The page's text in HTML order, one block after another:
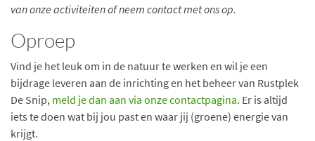
van onze activiteiten of neem contact met ons op.
Oproep
Vind je het leuk om in de natuur te werken en wil je een
bijdrage leveren aan de inrichting en het beheer van Rustplek
De Snip, meld je dan aan via onze contactpagina. Er is altijd
iets te doen wat bij jou past en waar jij (groene) energie van
krijgt.